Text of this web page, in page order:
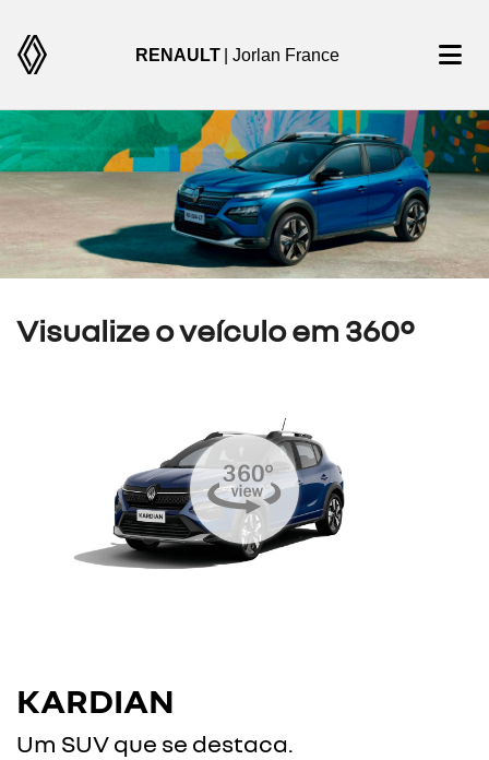
RENAULT | Jorlan France
Visualize o veículo em 360°
KARDIAN
Um SUV que se destaca.